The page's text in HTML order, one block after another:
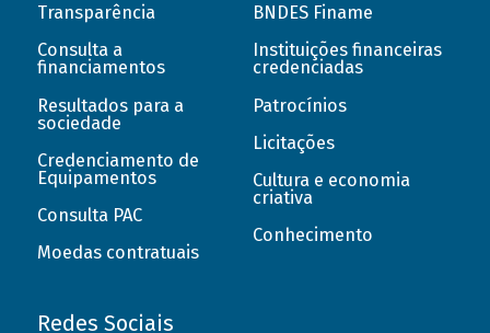
Transparência
Consulta a
financiamentos
Resultados para a
sociedade
Credenciamento de
Equipamentos
Consulta PAC
Moedas contratuais
BNDES Finame
Instituições financeiras
credenciadas
Patrocínios
Licitações
Cultura e economia
criativa
Conhecimento
Redes Sociais